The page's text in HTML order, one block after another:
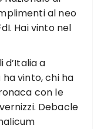
al neo
Hai vinto nel
d’Italia a
ha vinto, chi ha
con le
Debacle